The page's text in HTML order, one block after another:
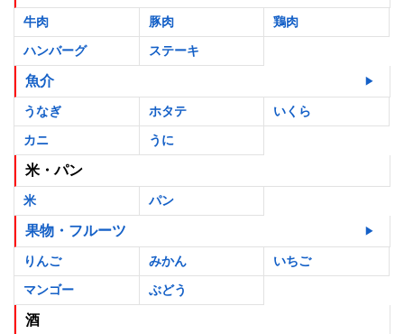
牛肉 豚肉
鶏肉
ハンバーグ
ステーキ
魚介
うなぎ ホタテ
いくら
カニ
うに
米・パン
米 パン
果物・フルーツ
りんご みかん
いちご
マンゴー
ぶどう
酒